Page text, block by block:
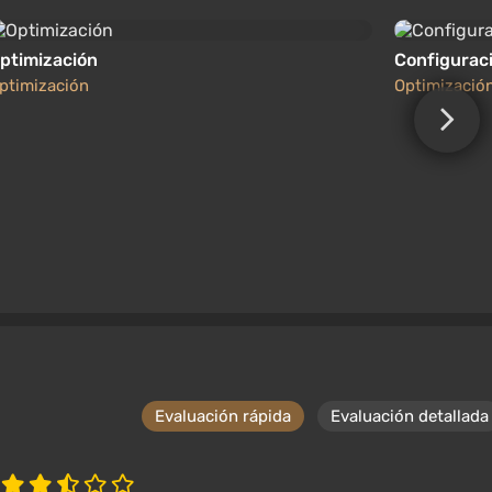
de ellas el jugador (y otros NPC) puede
que antes.
Evaluación rápida Evaluación detallada